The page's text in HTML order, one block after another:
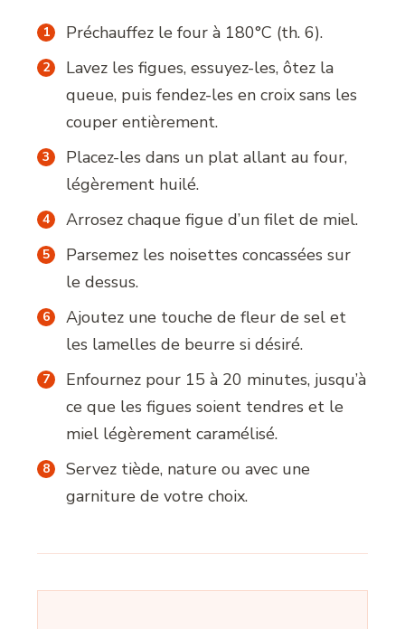
Préchauffez le four à 180°C (th. 6).
Lavez les figues, essuyez-les, ôtez la
queue, puis fendez-les en croix sans les
couper entièrement.
Placez-les dans un plat allant au four,
légèrement huilé.
Arrosez chaque figue d’un filet de miel.
Parsemez les noisettes concassées sur
le dessus.
Ajoutez une touche de fleur de sel et
les lamelles de beurre si désiré.
Enfournez pour 15 à 20 minutes, jusqu’à
ce que les figues soient tendres et le
miel légèrement caramélisé.
Servez tiède, nature ou avec une
garniture de votre choix.